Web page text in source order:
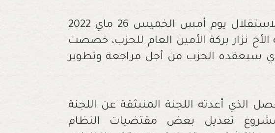
عقدت اللجنة التنفيذية لحزب الاستقلال يوم أمس الخميس 26 ماي 2022
الأخ نزار بركة الأمين العام للحزب، خصصت
سيعقده الحزب من أجل مراجعة وتطوير
الذي أعدته اللجنة المنبثقة عن اللجنة
مشروع تعديل بعض مقتضيات النظام